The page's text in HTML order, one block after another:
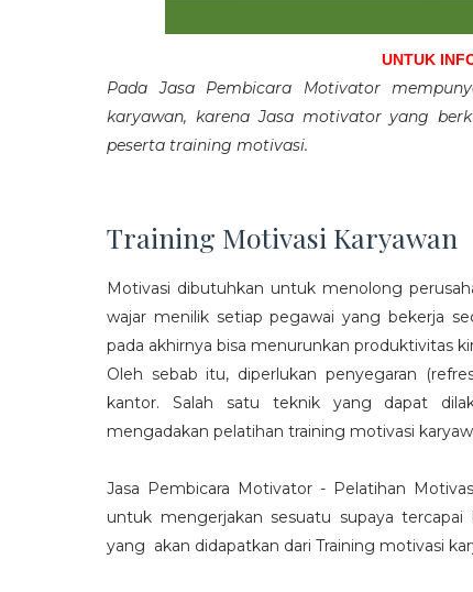
UNTUK
Pada Jasa Pembicara Motivator
karyawan, karena Jasa motivator yang
peserta training motivasi.
Training Motivasi Karyawan
Motivasi dibutuhkan untuk menolong
wajar menilik setiap pegawai yang bekerja
pada akhirnya bisa menurunkan produktivitas
Oleh sebab itu, diperlukan penyegaran
kantor. Salah satu teknik yang dapat
mengadakan pelatihan training motivasi
Jasa Pembicara Motivator - Pelatihan
untuk mengerjakan sesuatu supaya
yang akan didapatkan dari Training motivasi